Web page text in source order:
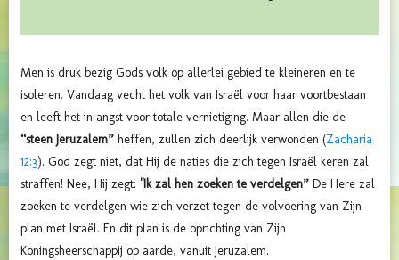
Men is druk bezig Gods volk op allerlei gebied te kleineren en te
isoleren. Vandaag vecht het volk van Israël voor haar voortbestaan
en leeft het in angst voor totale vernietiging. Maar allen die de
“steen Jeruzalem” heffen, zullen zich deerlijk verwonden (Zacharia
12:3). God zegt niet, dat Hij de naties die zich tegen Israël keren zal
straffen! Nee, Hij zegt: "Ik zal hen zoeken te verdelgen” De Here zal
zoeken te verdelgen wie zich verzet tegen de volvoering van Zijn
plan met Israël. En dit plan is de oprichting van Zijn
Koningsheerschappij op aarde, vanuit Jeruzalem.